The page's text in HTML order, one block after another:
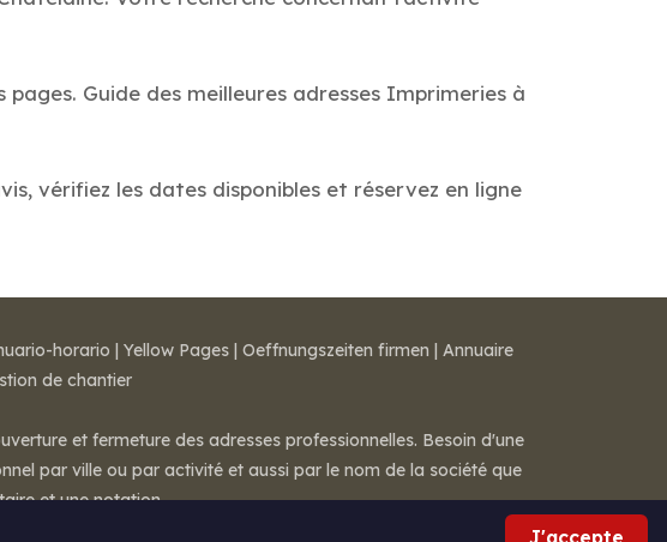
Guide des meilleures adresses Imprimeries à
vérifiez les dates disponibles et réservez en ligne
J'accepte
horario | Yellow Pages | Oeffnungszeiten firmen | Annuaire
de chantier
et fermeture des adresses professionnelles. Besoin d'une
par ville ou par activité et aussi par le nom de la société que
et une notation.